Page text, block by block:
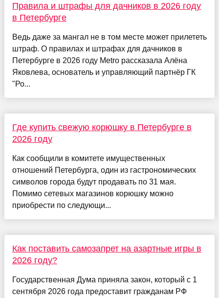
Правила и штрафы для дачников в 2026 году
в Петербурге
Ведь даже за мангал не в том месте может прилететь
штраф. О правилах и штрафах для дачников в
Петербурге в 2026 году Metro рассказала Алёна
Яковлева, основатель и управляющий партнёр ГК
"Ро...
Где купить свежую корюшку в Петербурге в
2026 году
Как сообщили в комитете имущественных
отношений Петербурга, один из гастрономических
символов города будут продавать по 31 мая.
Помимо сетевых магазинов корюшку можно
приобрести по следующи...
Как поставить самозапрет на азартные игры в
2026 году?
Государственная Дума приняла закон, который с 1
сентября 2026 года предоставит гражданам РФ